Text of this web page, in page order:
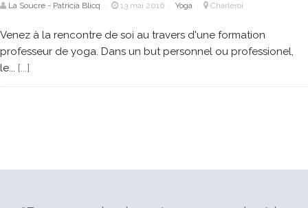
La Soucre - Patricia Blicq 13 mai 2016 Yoga Charleroi
Venez à la rencontre de soi au travers d'une formation
professeur de yoga. Dans un but personnel ou professionel,
le... [...]